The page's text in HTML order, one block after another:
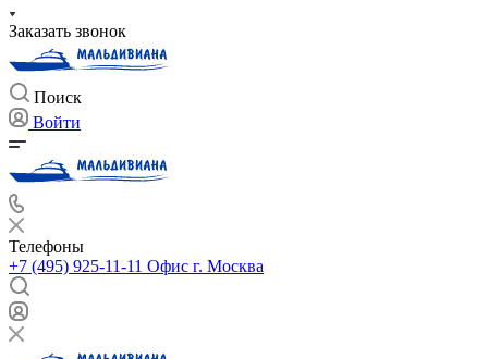
Заказать звонок
Поиск
Войти
Телефоны
+7 (495) 925-11-11 Офис г. Москва